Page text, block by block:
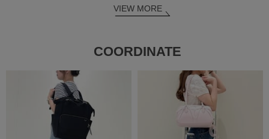
VIEW MORE
COORDINATE